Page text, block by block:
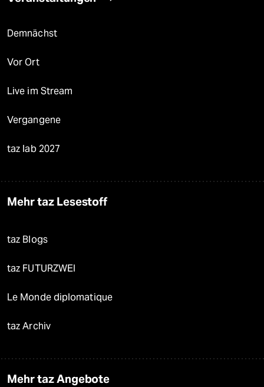
Demnächst
Vor Ort
Live im Stream
Vergangene
taz lab 2027
Mehr taz Lesestoff
taz Blogs
taz FUTURZWEI
Le Monde diplomatique
taz Archiv
Mehr taz Angebote